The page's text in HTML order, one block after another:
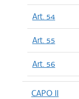
Art. 54
Art. 55
Art. 56
CAPO II